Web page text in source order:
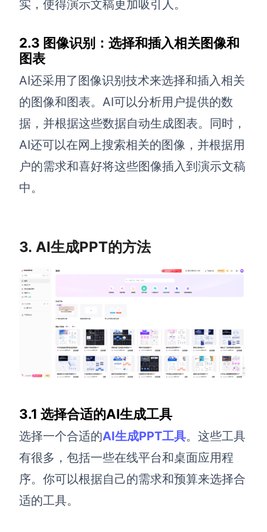
企业版申请试用
帮助支持
帮助中心
知识分享社区
探索创意灵感与高效协作技巧
定价
实，使得演示文稿更加吸引人。
2.3 图像识别：选择和插入相关图像和
图表
AI还采用了图像识别技术来选择和插入相关
的图像和图表。AI可以分析用户提供的数
据，并根据这些数据自动生成图表。同时，
AI还可以在网上搜索相关的图像，并根据用
户的需求和喜好将这些图像插入到演示文稿
中。
3. AI生成PPT的方法
3.1 选择合适的AI生成工具
选择一个合适的AI生成PPT工具。这些工具
有很多，包括一些在线平台和桌面应用程
序。你可以根据自己的需求和预算来选择合
适的工具。